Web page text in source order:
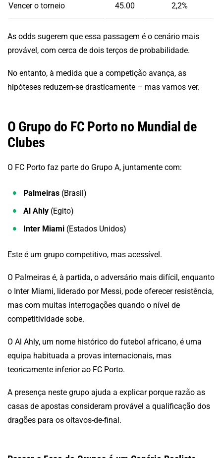
Vencer o torneio 45.00 2,2%
As odds sugerem que essa passagem é o cenário mais
provável, com cerca de dois terços de probabilidade.
No entanto, à medida que a competição avança, as
hipóteses reduzem-se drasticamente – mas vamos ver.
O Grupo do FC Porto no Mundial de
Clubes
O FC Porto faz parte do Grupo A, juntamente com:
Palmeiras (Brasil)
Al Ahly (Egito)
Inter Miami (Estados Unidos)
Este é um grupo competitivo, mas acessível.
O Palmeiras é, à partida, o adversário mais difícil, enquanto
o Inter Miami, liderado por Messi, pode oferecer resistência,
mas com muitas interrogações quando o nível de
competitividade sobe.
O Al Ahly, um nome histórico do futebol africano, é uma
equipa habituada a provas internacionais, mas
teoricamente inferior ao FC Porto.
A presença neste grupo ajuda a explicar porque razão as
casas de apostas consideram provável a qualificação dos
dragões para os oitavos-de-final.